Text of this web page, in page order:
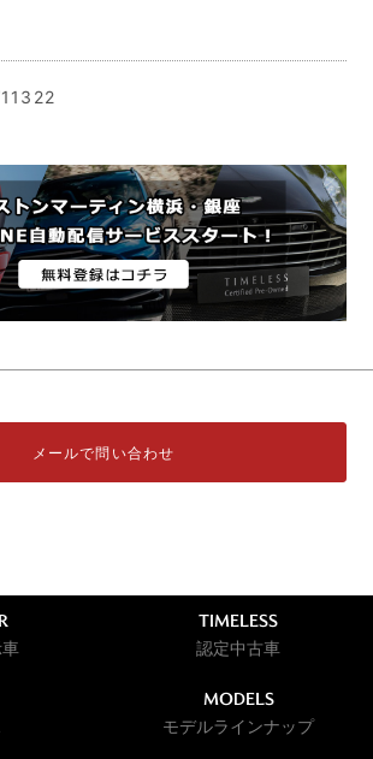
メールで問い合わせ
TIMELESS
認定中古車
MODELS
モデルラインナップ